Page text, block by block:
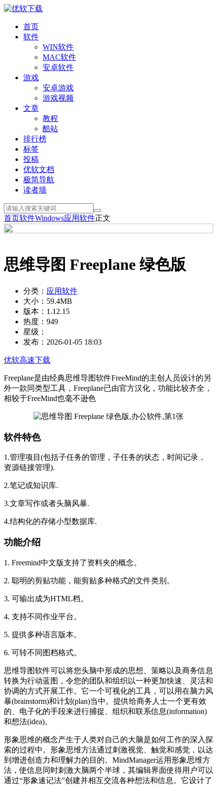
首页
软件
WIN软件
MAC软件
安卓软件
游戏
安卓游戏
游戏视频
文章
教程
酷站
排行榜
标签
投稿
优软文档
极简导航
读者墙
首页软件Windows应用软件正文
思维导图 Freeplane 绿色版
分类： 应用软件
大小： 59.4MB
版本： 1.12.15
热度： 949
星级：
发布： 2026-01-05 18:03
优软高速下载
Freeplane是由经典思维导图软件FreeMind的主创人员设计的另
外一款同类型工具，Freeplane已由官方汉化，功能比较齐全，
相较于FreeMind也毫不逊色
软件特色
1.管理项目(包括子任务的管理，子任务的状态，时间记录，
资源链接管理).
2.笔记或知识库.
3.文章写作或者头脑风暴.
4.结构化的存储小型数据库.
功能介绍
1. Freemind中文版支持了资料夹的概念。
2. 聪明的剪贴功能，能剪贴多种格式的文件类别。
3. 可输出成为HTML档。
4. 支持不同作业平台。
5. 提供多种语言版本。
6. 可转不同图档格式。
思维导图软件可以将您头脑中形成的思想、策略以及商务信息
转换为行动蓝图，令您的团队和组织以一种更加快速、灵活和
协调的方式开展工作。它一个可视化的工具，可以用在脑力风
暴(brainstorm)和计划(plan)当中。提供给商务人士一个更有效
的、电子化的手段来进行捕捉、组织和联系信息(information)
和想法(idea)。
形象思维的概念产生于人类对自己的大脑是如何工作的深入探
索的过程中。形象思维方法通过刺激视觉、触觉和感觉，以达
到增进创造力和理解力的目的。MindManager运用形象思维方
法，使信息同时刺激大脑两个半球，其编辑界面使得用户可以
通过“形象速记法”创建并相互交流各种想法和信息。它设计了